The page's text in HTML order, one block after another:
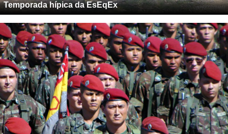
Temporada hípica da EsEqEx